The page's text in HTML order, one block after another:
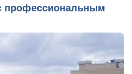
профессиональным